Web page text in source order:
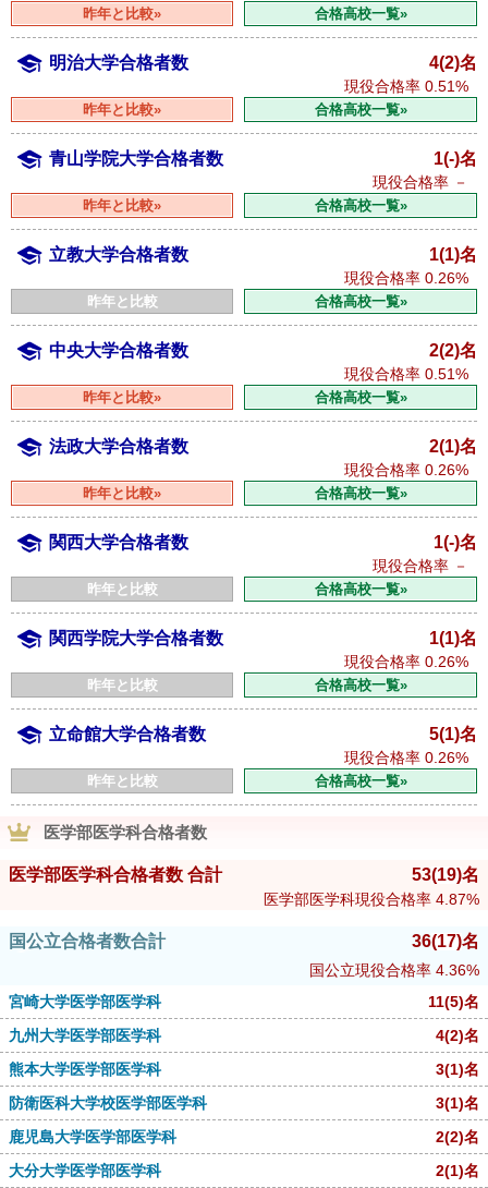
昨年と比較» 合格高校一覧»
明治大学合格者数 4(2)名
現役合格率 0.51%
昨年と比較» 合格高校一覧»
青山学院大学合格者数 1(-)名
現役合格率 －
昨年と比較» 合格高校一覧»
立教大学合格者数 1(1)名
現役合格率 0.26%
昨年と比較 合格高校一覧»
中央大学合格者数 2(2)名
現役合格率 0.51%
昨年と比較» 合格高校一覧»
法政大学合格者数 2(1)名
現役合格率 0.26%
昨年と比較» 合格高校一覧»
関西大学合格者数 1(-)名
現役合格率 －
昨年と比較 合格高校一覧»
関西学院大学合格者数 1(1)名
現役合格率 0.26%
昨年と比較 合格高校一覧»
立命館大学合格者数 5(1)名
現役合格率 0.26%
昨年と比較 合格高校一覧»
医学部医学科合格者数
医学部医学科合格者数 合計 53(19)名
医学部医学科現役合格率 4.87%
国公立合格者数合計 36(17)名
国公立現役合格率 4.36%
宮崎大学医学部医学科
11(5)名
九州大学医学部医学科
4(2)名
熊本大学医学部医学科
3(1)名
防衛医科大学校医学部医学科
3(1)名
鹿児島大学医学部医学科
2(2)名
大分大学医学部医学科
2(1)名